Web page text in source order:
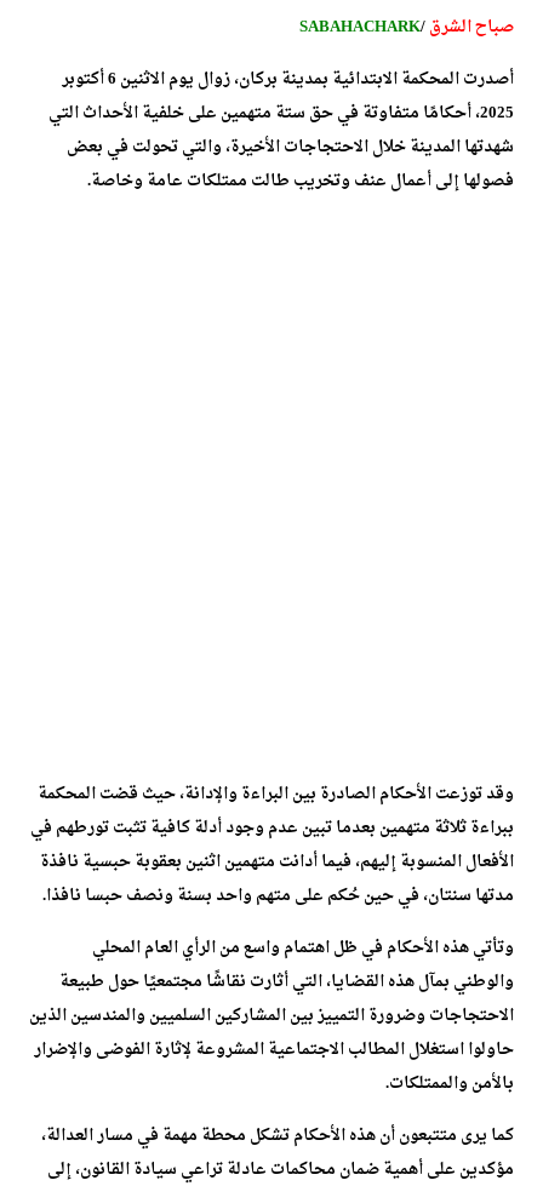
صباح الشرق/
SABAHACHARK
أصدرت المحكمة الابتدائية بمدينة بركان، زوال يوم الاثنين 6 أكتوبر
2025، أحكامًا متفاوتة في حق ستة متهمين على خلفية الأحداث التي
شهدتها المدينة خلال الاحتجاجات الأخيرة، والتي تحولت في بعض
فصولها إلى أعمال عنف وتخريب طالت ممتلكات عامة وخاصة.
وقد توزعت الأحكام الصادرة بين البراءة والإدانة، حيث قضت المحكمة
ببراءة ثلاثة متهمين بعدما تبين عدم وجود أدلة كافية تثبت تورطهم في
الأفعال المنسوبة إليهم، فيما أدانت متهمين اثنين بعقوبة حبسية نافذة
مدتها سنتان، في حين حُكم على متهم واحد بسنة ونصف حبسا نافذا.
وتأتي هذه الأحكام في ظل اهتمام واسع من الرأي العام المحلي
والوطني بمآل هذه القضايا، التي أثارت نقاشًا مجتمعيًا حول طبيعة
الاحتجاجات وضرورة التمييز بين المشاركين السلميين والمندسين الذين
حاولوا استغلال المطالب الاجتماعية المشروعة لإثارة الفوضى والإضرار
بالأمن والممتلكات.
كما يرى متتبعون أن هذه الأحكام تشكل محطة مهمة في مسار العدالة،
مؤكدين على أهمية ضمان محاكمات عادلة تراعي سيادة القانون، إلى